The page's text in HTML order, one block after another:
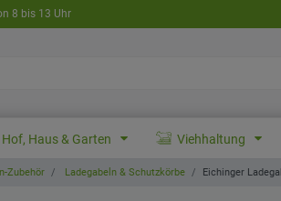
8 bis 13 Uhr
Hof, Haus & Garten Viehhaltung
Zubehör Ladegabeln & Schutzkörbe Eichinger